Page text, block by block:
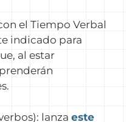
el Tiempo Verbal
indicado para
al estar
lanza este